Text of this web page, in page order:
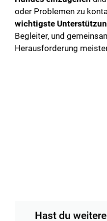
oder Problemen zu
wichtigste
Begleiter, und
Herausforderung
Hast du